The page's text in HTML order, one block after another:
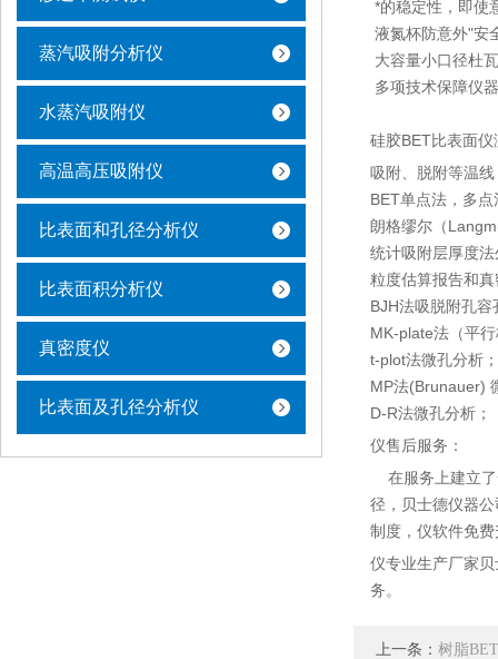
蒸汽吸附分析仪
水蒸汽吸附仪
高温高压吸附仪
比表面和孔径分析仪
比表面积分析仪
真密度仪
比表面及孔径分析仪
*的稳定性，即使
液氮杯防意外"安
大容量小口径杜
多项技术保障仪
硅胶BET比表面
吸附、脱附等温线
BET单点法，多
朗格缪尔（
统计吸附层厚度
粒度估算报告和
BJH法吸脱附孔容
MK-plate法（平
t-plot法微孔分析；
MP法(Brunauer)
D-R法微孔分析；
仪售后服务：
在服务上建立了
径，贝士德仪器
制度，仪软件免
仪专业生产厂家
务。
上一条： 树脂